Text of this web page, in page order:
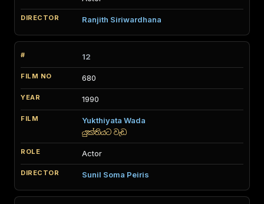
Ranjith Siriwardhana
12
680
1990
Yukthiyata Wada
යුක්තියට වැඩ
Actor
Sunil Soma Peiris